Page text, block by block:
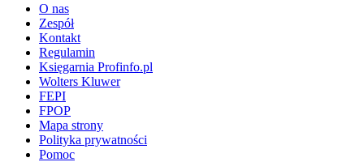
O nas
Zespół
Kontakt
Regulamin
Księgarnia Profinfo.pl
Wolters Kluwer
FEPI
FPOP
Mapa strony
Polityka prywatności
Pomoc